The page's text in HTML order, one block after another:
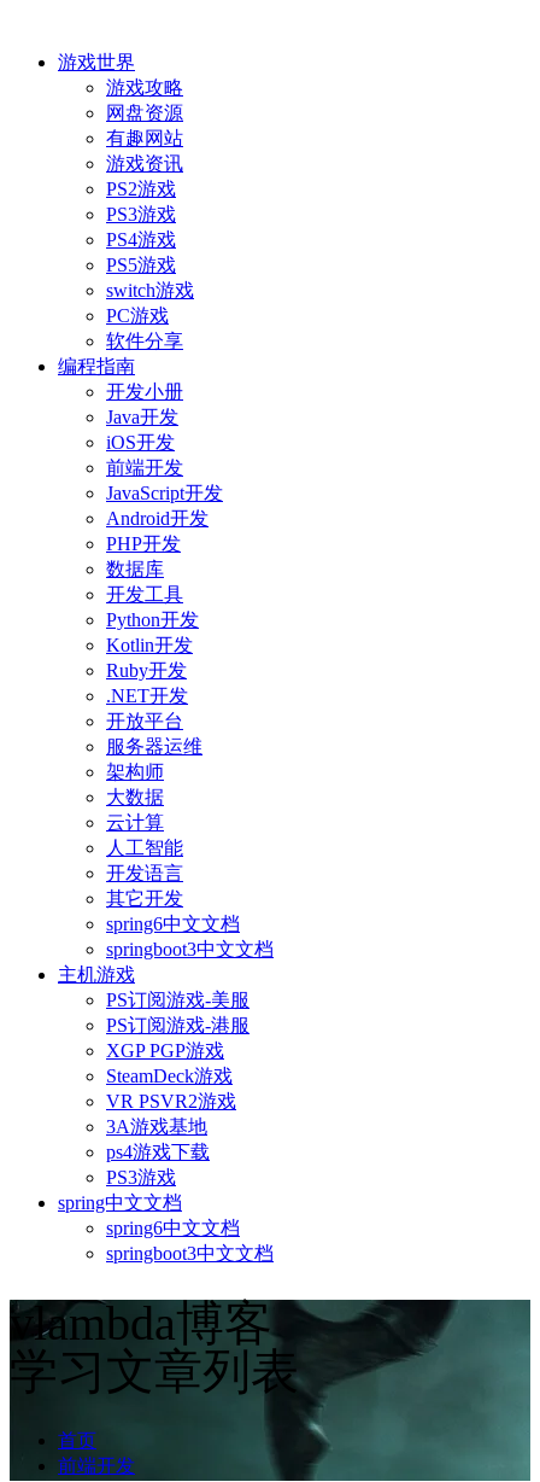
游戏世界
游戏攻略
网盘资源
有趣网站
游戏资讯
PS2游戏
PS3游戏
PS4游戏
PS5游戏
switch游戏
PC游戏
软件分享
编程指南
开发小册
Java开发
iOS开发
前端开发
JavaScript开发
Android开发
PHP开发
数据库
开发工具
Python开发
Kotlin开发
Ruby开发
.NET开发
开放平台
服务器运维
架构师
大数据
云计算
人工智能
开发语言
其它开发
spring6中文文档
springboot3中文文档
主机游戏
PS订阅游戏-美服
PS订阅游戏-港服
XGP PGP游戏
SteamDeck游戏
VR PSVR2游戏
3A游戏基地
ps4游戏下载
PS3游戏
spring中文文档
spring6中文文档
springboot3中文文档
vlambda博客
学习文章列表
首页
前端开发